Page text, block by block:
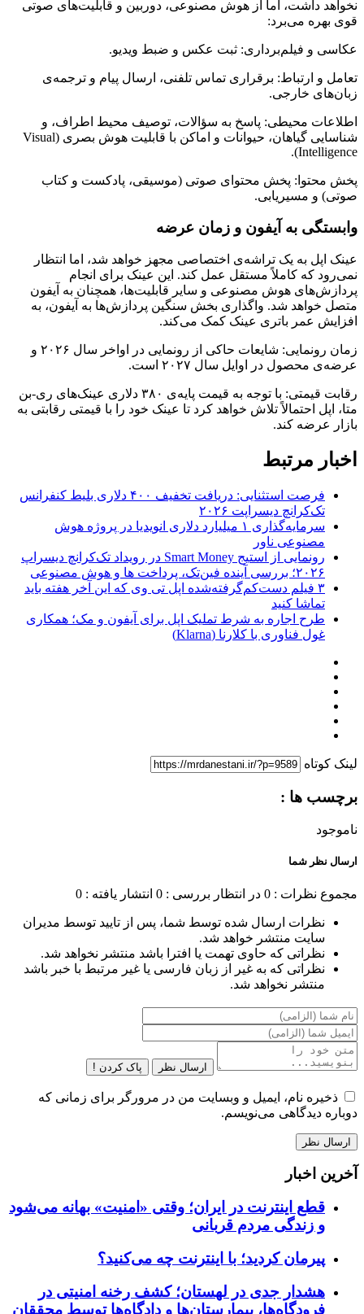
نخواهد داشت، اما از هوش مصنوعی، دوربین و قابلیت‌های صوتی
قوی بهره می‌برد:
عکاسی و فیلم‌برداری: ثبت عکس و ضبط ویدیو.
تعامل و ارتباط: برقراری تماس تلفنی، ارسال پیام و ترجمه‌ی
زبان‌های خارجی.
اطلاعات محیطی: پاسخ به سؤالات، توصیف محیط اطراف، و
شناسایی گیاهان، حیوانات و اماکن با قابلیت هوش بصری (Visual
Intelligence).
پخش محتوا: پخش محتوای صوتی (موسیقی، پادکست و کتاب
صوتی) و مسیریابی.
وابستگی به آیفون و زمان عرضه
عینک اپل به یک تراشه‌ی اختصاصی مجهز خواهد شد، اما انتظار
نمی‌رود که کاملاً مستقل عمل کند. این عینک برای انجام
پردازش‌های هوش مصنوعی و سایر قابلیت‌ها، همچنان به آیفون
متصل خواهد شد. واگذاری بخش سنگین پردازش‌ها به آیفون، به
افزایش عمر باتری عینک کمک می‌کند.
زمان رونمایی: شایعات حاکی از رونمایی در اواخر سال ۲۰۲۶ و
عرضه‌ی محصول در اوایل سال ۲۰۲۷ است.
رقابت قیمتی: با توجه به قیمت پایه‌ی ۳۸۰ دلاری عینک‌های ری-بن
متا، اپل احتمالاً تلاش خواهد کرد تا عینک خود را با قیمتی رقابتی به
بازار عرضه کند.
اخبار مرتبط
فرصت استثنایی: دریافت تخفیف ۴۰۰ دلاری بلیط کنفرانس
تک‌کرانچ دیسراپت ۲۰۲۶
سرمایه‌گذاری ۱ میلیارد دلاری انویدیا در پروژه هوش
مصنوعی ناور
رونمایی از استیج Smart Money در رویداد تک‌کرانچ دیسراپ
۲۰۲۶؛ بررسی آینده فین‌تک، پرداخت‌ ها و هوش مصنوعی
۳ فیلم دست‌کم‌گرفته‌شده اپل تی وی که این آخر هفته باید
تماشا کنید
طرح اجاره به شرط تملیک اپل برای آیفون و مک؛ همکاری
غول فناوری با کلارنا (Klarna)
لینک کوتاه
برچسب ها :
ناموجود
ارسال نظر شما
مجموع نظرات : 0 در انتظار بررسی : 0 انتشار یافته : 0
نظرات ارسال شده توسط شما، پس از تایید توسط مدیران
سایت منتشر خواهد شد.
نظراتی که حاوی تهمت یا افترا باشد منتشر نخواهد شد.
نظراتی که به غیر از زبان فارسی یا غیر مرتبط با خبر باشد
منتشر نخواهد شد.
ارسال نظر پاک کردن !
ذخیره نام، ایمیل و وبسایت من در مرورگر برای زمانی که
دوباره دیدگاهی می‌نویسم.
آخرین اخبار
قطع اینترنت در ایران؛ وقتی «امنیت» بهانه می‌شود
و زندگی مردم قربانی
پیرمان کردید؛ با اینترنت چه می‌کنید؟
هشدار جدی در لهستان؛ کشف رخنه امنیتی در
فرودگاه‌ها، بیمارستان‌ها و دادگاه‌ها توسط محققان